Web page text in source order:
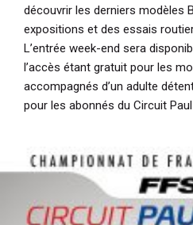
découvrir les derniers modèles
expositions et des essais
L’entrée week-end sera
l’accès étant gratuit pour les
accompagnés d’un adulte
pour les abonnés du Circuit Paul